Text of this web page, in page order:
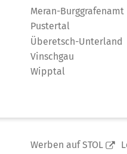
Meran-Burggrafenamt
Pustertal
Überetsch-Unterland
Vinschgau
Wipptal
Werben auf STOL